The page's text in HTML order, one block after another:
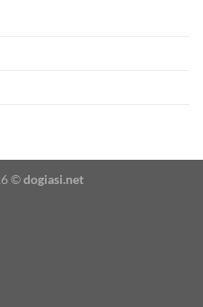
©dogiasi.net